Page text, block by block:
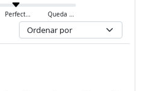
Perfecto Queda holgado